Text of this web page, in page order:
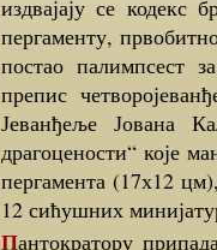
издвајају се
пергаменту,
постао палимпсест
препис
Јеванђеље Јована
драгоцености“ које
пергамента (17х12
12 сићушних
Пантократору припада Скит пророка Илије, пола сата хода узбрдо.